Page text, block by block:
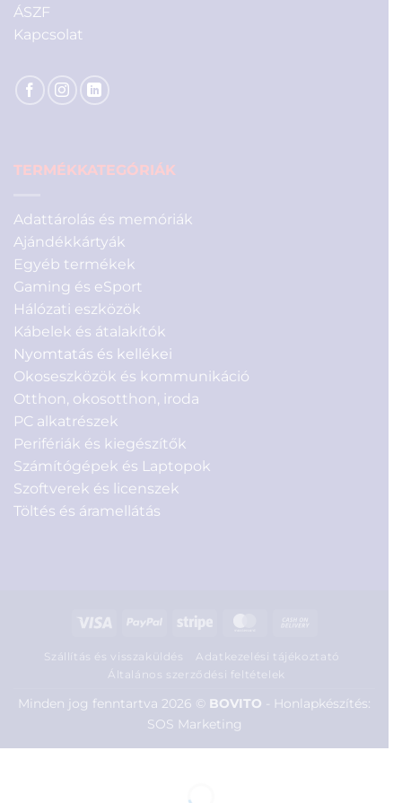
ÁSZF
Kapcsolat
TERMÉKKATEGÓRIÁK
Adattárolás és memóriák
Ajándékkártyák
Egyéb termékek
Gaming és eSport
Hálózati eszközök
Kábelek és átalakítók
Nyomtatás és kellékei
Okoseszközök és kommunikáció
Otthon, okosotthon, iroda
PC alkatrészek
Perifériák és kiegészítők
Számítógépek és Laptopok
Szoftverek és licenszek
Töltés és áramellátás
Visa PayPal Stripe MasterCard
Delivery
Szállítás és visszaküldés
Adatkezelési tájékoztató
Általános szerződési feltételek
Minden jog fenntartva 2026 © BOVITO - Honlapkészítés:
SOS Marketing